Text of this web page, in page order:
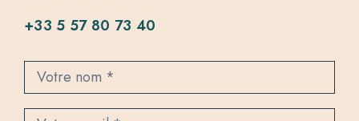
+33 5 57 80 73 40
C
n
t